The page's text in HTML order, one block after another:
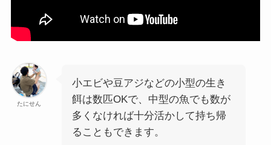
たにせん
小エビや豆アジなどの小型の生き
餌は数匹OKで、中型の魚でも数が
多くなければ十分活かして持ち帰
ることもできます。